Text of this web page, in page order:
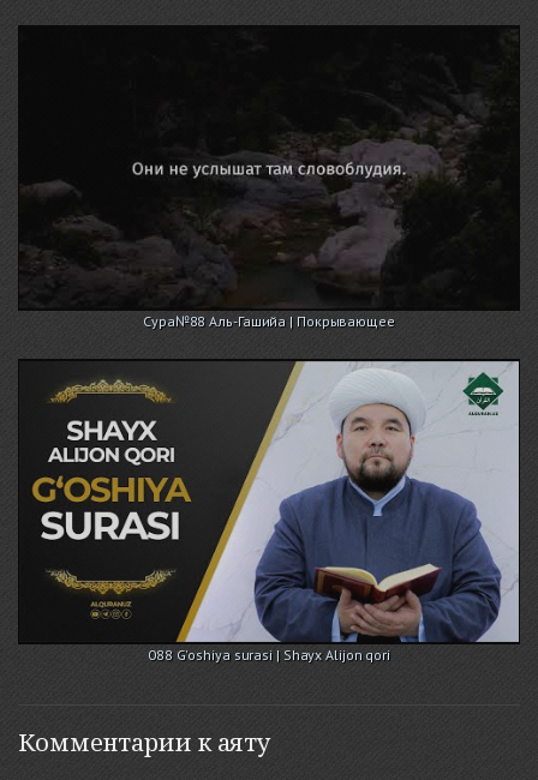
Сура№88 Аль-Гашийа | Покрывающее
088 G'oshiya surasi | Shayx Alijon qori
Комментарии к аяту